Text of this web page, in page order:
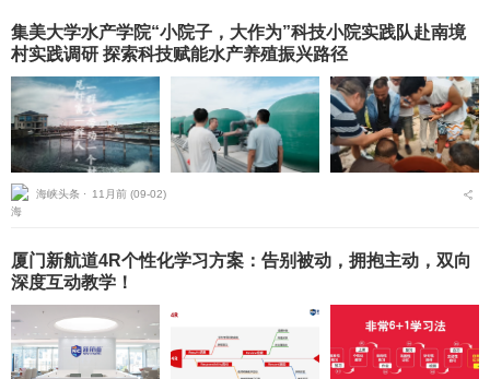
集美大学水产学院“小院子，大作为”科技小院实践队赴南境
村实践调研 探索科技赋能水产养殖振兴路径
海峡头条 ⋅ 11月前 (09-02)
厦门新航道4R个性化学习方案：告别被动，拥抱主动，双向
深度互动教学！